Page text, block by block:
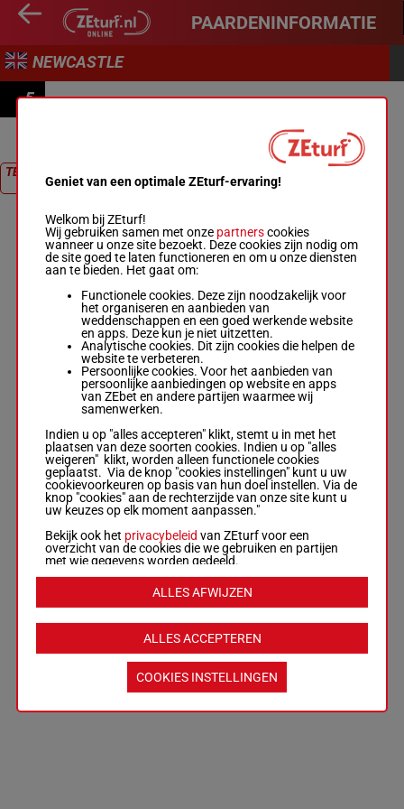
PAARDENINFORMATIE
NEWCASTLE
5
READ MEG NICHOLLS' BLOG AT BETMGM.CO.UK
HANDICAP
TERUG NAAR
RACEGeniet van een optimale ZEturf-ervaring!
Welkom bij ZEturf!
Wij gebruiken samen met onze partnerscookies
wanneer u onze site bezoekt. Deze cookies zijn nodig om
de site goed te laten functioneren en om u onze diensten
aan te bieden. Het gaat om:
Functionele cookies. Deze zijn noodzakelijk voor
het organiseren en aanbieden van
weddenschappen en een goed werkende website
en apps. Deze kun je niet uitzetten.
Analytische cookies. Dit zijn cookies die helpen de
website te verbeteren.
Persoonlijke cookies. Voor het aanbieden van
persoonlijke aanbiedingen op website en apps
van ZEbet en andere partijen waarmee wij
samenwerken.
Indien u op "alles accepteren" klikt, stemt u in met het
plaatsen van deze soorten cookies. Indien u op "alles
weigeren" klikt, worden alleen functionele cookies
geplaatst. Via de knop "cookies instellingen" kunt u uw
cookievoorkeuren op basis van hun doel instellen. Via de
knop "cookies" aan de rechterzijde van onze site kunt u
uw keuzes op elk moment aanpassen."
Bekijk ook het privacybeleid van ZEturf voor een
overzicht van de cookies die we gebruiken en partijen
met wie gegevens worden gedeeld.
ALLES ACCEPTEREN
ALLES AFWIJZEN
COOKIES INSTELLINGEN